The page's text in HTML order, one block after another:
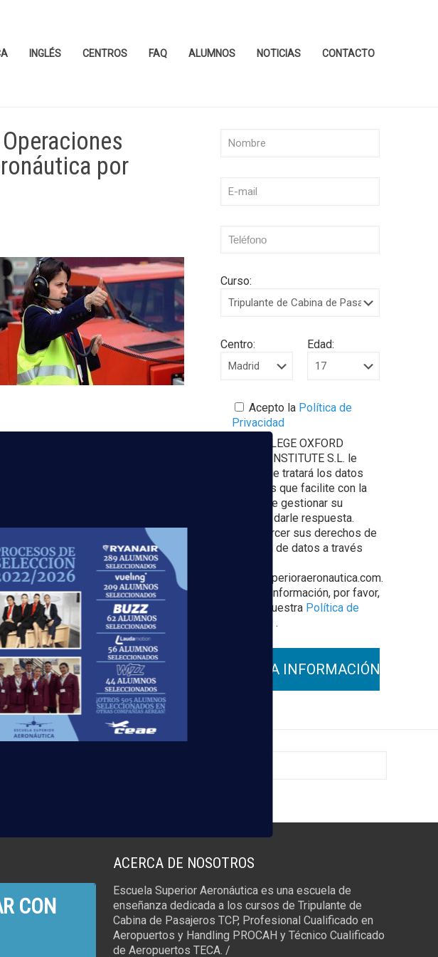
INGLÉS CENTROS FAQ ALUMNOS NOTICIAS CONTACTO
por
acude a conocer todo un equipo
rutas en España y por qué
te busca en 2026
Leer más
Curso:
Centro: Edad:
Acepto laPolítica de
Privacidad
EUROCOLLEGE OXFORD
ENGLISH INSTITUTE S.L. le
informa que tratará los datos
personales que facilite con la
finalidad de gestionar su
consulta y darle respuesta.
Puede ejercer sus derechos de
protección de datos a través
escuelasuperioraeronautica.com.
Para más información, por favor,
consulte nuestra Política de
.
CON
ACERCA DE NOSOTROS
Escuela Superior Aeronáutica es una escuela de
enseñanza dedicada a los cursos de Tripulante de
Cabina de Pasajeros TCP, Profesional Cualificado en
Aeropuertos y Handling PROCAH y Técnico Cualificado
de Aeropuertos TECA. /